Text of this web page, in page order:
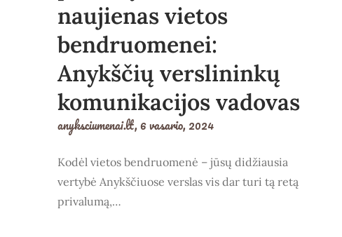
naujienas vietos
bendruomenei:
Anykščių verslininkų
komunikacijos vadovas
anyksciumenai.lt,6 vasario, 2024
Kodėl vietos bendruomenė – jūsų didžiausia
vertybė Anykščiuose verslas vis dar turi tą retą
privalumą,…